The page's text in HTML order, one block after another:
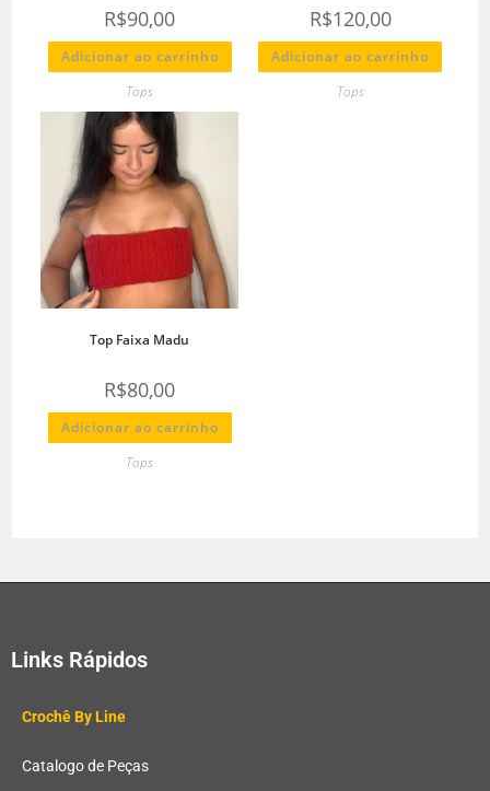
R$90,00
Adicionar ao carrinho
Tops
R$120,00
Adicionar ao carrinho
Tops
Top Faixa Madu
R$80,00
Adicionar ao carrinho
Tops
Links Rápidos
Crochê By Line
Catalogo de Peças